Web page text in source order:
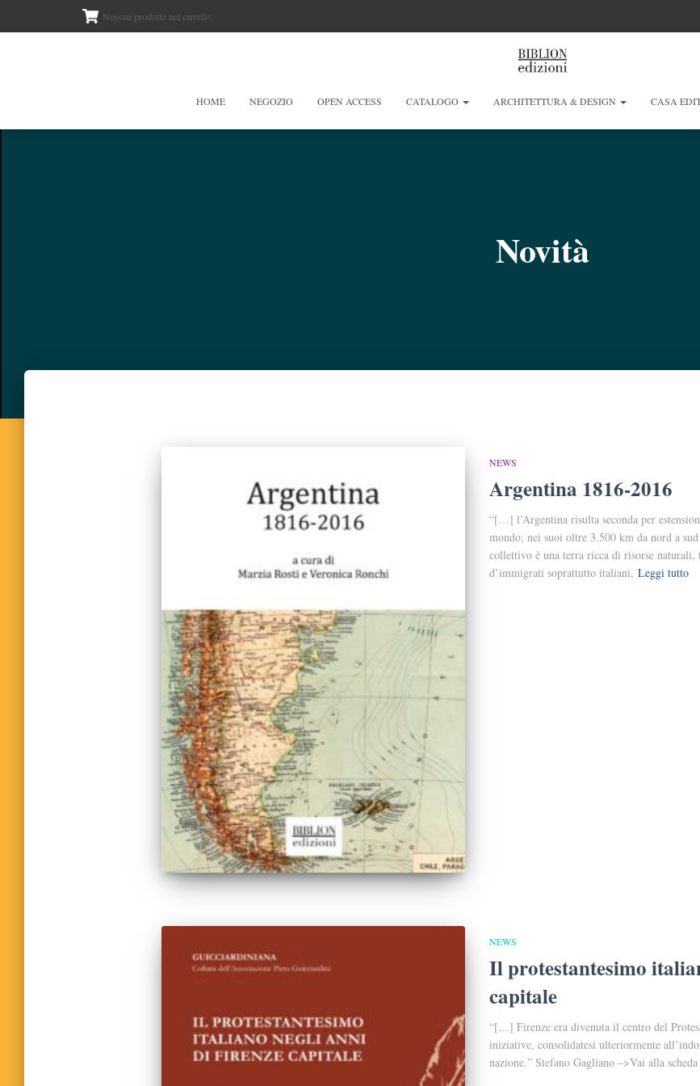
Nessun prodotto nel carrello.
HOME NEGOZIO OPEN ACCESS CATALOGO ARCHITETTURA & DESIGN CASA
Novità
NEWS
Argentina 1816-2016
“[…] l’Argentina risulta seconda per
mondo; nei suoi oltre 3.500 km da nord a
collettivo è una terra ricca di risorse
d’immigrati soprattutto italiani, Leggi tutto
NEWS
Il protestantesimo
capitale
“[…] Firenze era divenuta il centro del
iniziative, consolidatesi ulteriormente
nazione.” Stefano Gagliano –>Vai alla